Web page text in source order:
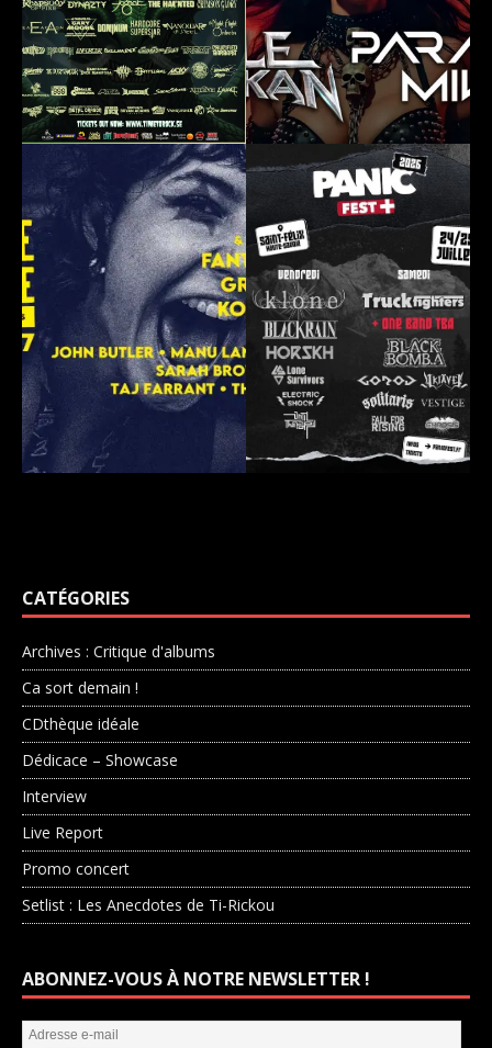
CATÉGORIES
Archives : Critique d'albums
Ca sort demain !
CDthèque idéale
Dédicace – Showcase
Interview
Live Report
Promo concert
Setlist : Les Anecdotes de Ti-Rickou
ABONNEZ-VOUS À NOTRE NEWSLETTER !